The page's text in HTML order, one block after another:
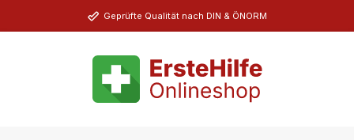
Zum Hauptinhalt springenGeprüfte Qualität nach DIN & ÖNORM